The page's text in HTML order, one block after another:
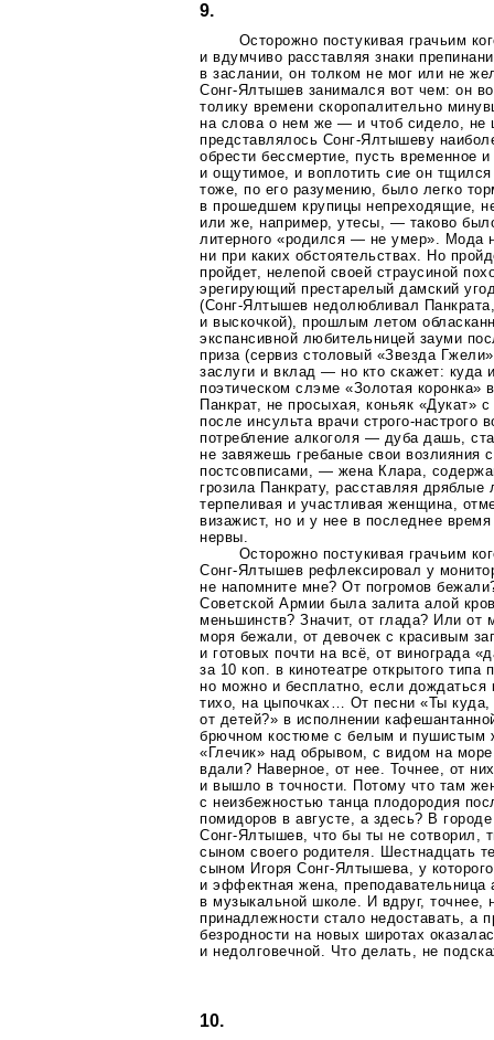
9.
Осторожно постукивая грачьим
и вдумчиво расставляя знаки
в заслании, он толком не мог или не
Сонг-Ялтышев занимался вот чем: он
толику времени скоропалительно
на слова о нем же — и чтоб сидело, не
представлялось Сонг-Ялтышеву
обрести бессмертие, пусть временное
и ощутимое, и воплотить сие он
тоже, по его разумению, было легко
в прошедшем крупицы непреходящие,
или же, например, утесы, — таково
литерного «родился — не умер». Мода
ни при каких обстоятельствах. Но
пройдет, нелепой своей страусиной
эрегирующий престарелый дамский
(Сонг-Ялтышев недолюбливал
и выскочкой), прошлым летом
экспансивной любительницей зауми
приза (сервиз столовый «Звезда
заслуги и вклад — но кто скажет: куда
поэтическом слэме «Золотая коронка»
Панкрат, не просыхая, коньяк «Дукат»
после инсульта врачи строго-настрого
потребление алкоголя — дуба дашь,
не завяжешь гребаные свои возлияния
постсовписами, — жена Клара,
грозила Панкрату, расставляя дряблые
терпеливая и участливая женщина,
визажист, но и у нее в последнее
нервы.
Осторожно постукивая грачьим
Сонг-Ялтышев рефлексировал у
не напомните мне? От погромов
Советской Армии была залита алой
меньшинств? Значит, от глада? Или от
моря бежали, от девочек с красивым
и готовых почти на всё, от винограда
за 10 коп. в кинотеатре открытого
но можно и бесплатно, если дождаться
тихо, на цыпочках… От песни «Ты
от детей?» в исполнении
брючном костюме с белым и пушистым
«Глечик» над обрывом, с видом на
вдали? Наверное, от нее. Точнее, от
и вышло в точности. Потому что там
с неизбежностью танца плодородия
помидоров в августе, а здесь? В
Сонг-Ялтышев, что бы ты не сотворил,
сыном своего родителя. Шестнадцать
сыном ИгоряСонг-Ялтышева, у
и эффектная жена, преподавательница
в музыкальной школе. И вдруг, точнее,
принадлежности стало недоставать, а
безродности на новых широтах
и недолговечной. Что делать, не
10.